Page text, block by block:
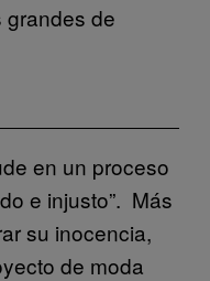
grandes de
en un proceso
e injusto”. Más
su inocencia,
de moda